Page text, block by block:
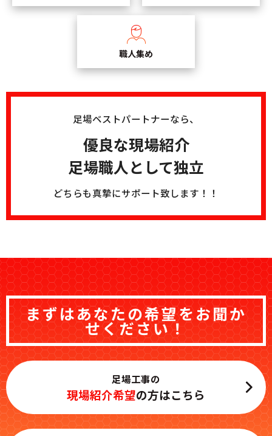
職人集め
足場ベストパートナーなら、
優良な現場紹介
足場職人として独立
どちらも真摯にサポート致します！！
まずはあなたの希望をお聞か
せください！
足場工事の
現場紹介希望の方はこちら